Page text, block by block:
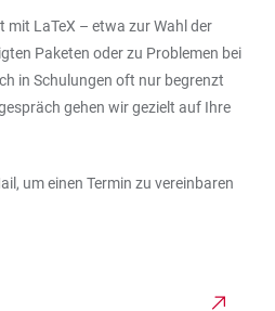
mit LaTeX – etwa zur Wahl der
Paketen oder zu Problemen bei
in Schulungen oft nur begrenzt
gehen wir gezielt auf Ihre
um einen Termin zu vereinbaren